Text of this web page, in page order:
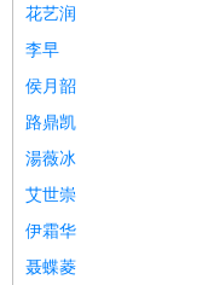
花艺润
李早
侯月韶
路鼎凯
湯薇冰
艾世崇
伊霜华
聂蝶菱